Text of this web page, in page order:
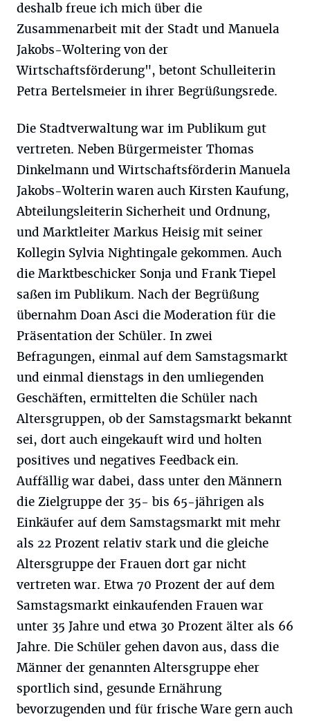
deshalb freue ich mich über die
Zusammenarbeit mit der Stadt und Manuela
Jakobs-Woltering von der
Wirtschaftsförderung", betont Schulleiterin
Petra Bertelsmeier in ihrer Begrüßungsrede.
Die Stadtverwaltung war im Publikum gut
vertreten. Neben Bürgermeister Thomas
Dinkelmann und Wirtschaftsförderin Manuela
Jakobs-Wolterin waren auch Kirsten Kaufung,
Abteilungsleiterin Sicherheit und Ordnung,
und Marktleiter Markus Heisig mit seiner
Kollegin Sylvia Nightingale gekommen. Auch
die Marktbeschicker Sonja und Frank Tiepel
saßen im Publikum. Nach der Begrüßung
übernahm Doan Asci die Moderation für die
Präsentation der Schüler. In zwei
Befragungen, einmal auf dem Samstagsmarkt
und einmal dienstags in den umliegenden
Geschäften, ermittelten die Schüler nach
Altersgruppen, ob der Samstagsmarkt bekannt
sei, dort auch eingekauft wird und holten
positives und negatives Feedback ein.
Auffällig war dabei, dass unter den Männern
die Zielgruppe der 35- bis 65-jährigen als
Einkäufer auf dem Samstagsmarkt mit mehr
als 22 Prozent relativ stark und die gleiche
Altersgruppe der Frauen dort gar nicht
vertreten war. Etwa 70 Prozent der auf dem
Samstagsmarkt einkaufenden Frauen war
unter 35 Jahre und etwa 30 Prozent älter als 66
Jahre. Die Schüler gehen davon aus, dass die
Männer der genannten Altersgruppe eher
sportlich sind, gesunde Ernährung
bevorzugenden und für frische Ware gern auch